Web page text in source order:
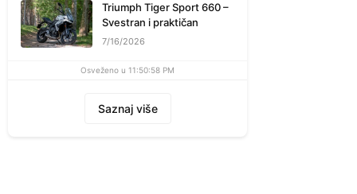
Triumph Tiger Sport 660 –
Svestran i praktičan
7/16/2026
Osveženo u 11:50:58 PM
Saznaj više